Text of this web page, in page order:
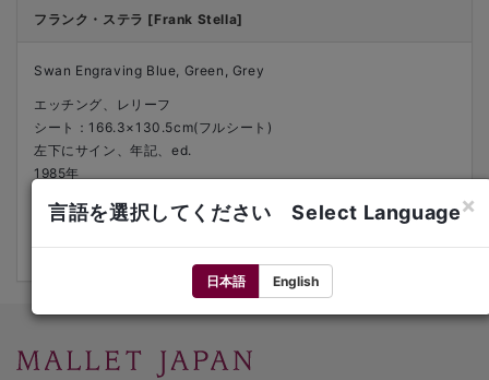
フランク・ステラ [Frank Stella]
Swan Engraving Blue, Green, Grey
エッチング、レリーフ
シート：166.3×130.5cm(フルシート)
左下にサイン、年記、ed.
1985年
額装
言語を選択してください Select Language×
日本語 English